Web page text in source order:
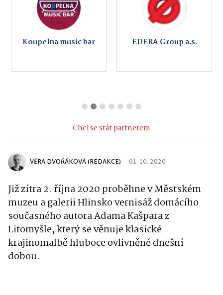
Koupelna music bar EDERA Group a.s.
Chci se stát partnerem
VĚRA DVOŘÁKOVÁ (REDAKCE) 01. 10. 2020
Již zítra 2. října 2020 proběhne v Městském
muzeu a galerii Hlinsko vernisáž domácího
současného autora Adama Kašpara z
Litomyšle, který se věnuje klasické
krajinomalbě hluboce ovlivněné dnešní
dobou.